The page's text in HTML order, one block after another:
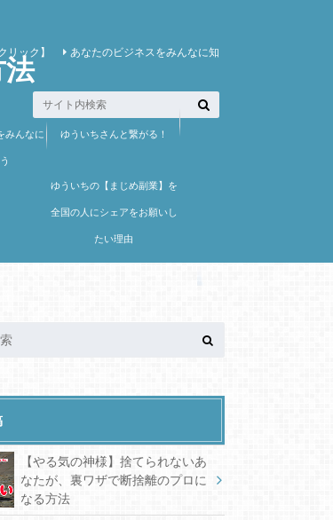
リック】
あなたのビジネスをみんなに知
みんなに ゆういちさんと繋がる！
ゆういちの【まじめ副業】を
全国の人にシェアをお願いし
たい理由
【やる気の神様】捨てられないあ
なたが、裏ワザで断捨離のプロに
なる方法